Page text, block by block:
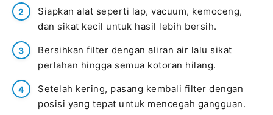
Siapkan alat seperti lap, vacuum, kemoceng,
dan sikat kecil untuk hasil lebih bersih.
Bersihkan filter dengan aliran air lalu sikat
perlahan hingga semua kotoran hilang.
Setelah kering, pasang kembali filter dengan
posisi yang tepat untuk mencegah gangguan.